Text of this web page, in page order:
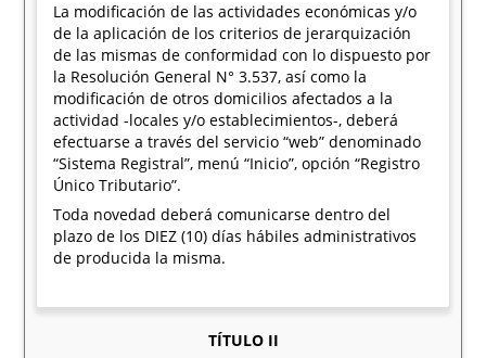
La modificación de las actividades económicas y/o
de la aplicación de los criterios de jerarquización
de las mismas de conformidad con lo dispuesto por
la Resolución General N° 3.537, así como la
modificación de otros domicilios afectados a la
actividad -locales y/o establecimientos-, deberá
efectuarse a través del servicio “web” denominado
“Sistema Registral”, menú “Inicio”, opción “Registro
Único Tributario”.
Toda novedad deberá comunicarse dentro del
plazo de los DIEZ (10) días hábiles administrativos
de producida la misma.
TÍTULO II